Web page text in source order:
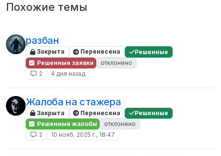
Похожие темы
разбан
Закрыта Перенесена
Решенные
Решенные заявки
отклонено
2
4 дня назад
Жалоба на стажера
Закрыта Перенесена
Решенные
Решенные жалобы
отклонено
2
10 нояб. 2025 г., 18:47